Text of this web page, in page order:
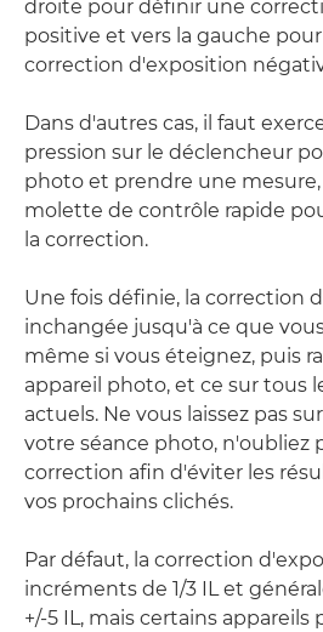
droite pour définir une
positive et vers la gauche
correction d'exposition
Dans d'autres cas, il faut
pression sur le déclencheur
photo et prendre une
molette de contrôle rapide
la correction.
Une fois définie, la correction
inchangée jusqu'à ce que
même si vous éteignez, puis
appareil photo, et ce sur tous
actuels. Ne vous laissez pas
votre séance photo, n'oubliez
correction afin d'éviter les
vos prochains clichés.
Par défaut, la correction
incréments de 1/3 IL et
+/-5 IL, mais certains